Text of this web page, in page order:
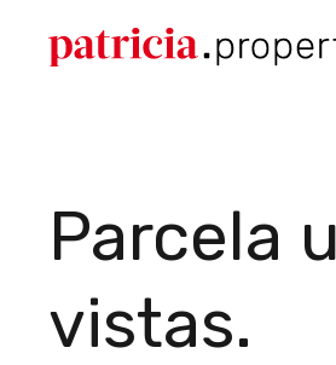
Parcela
vistas.